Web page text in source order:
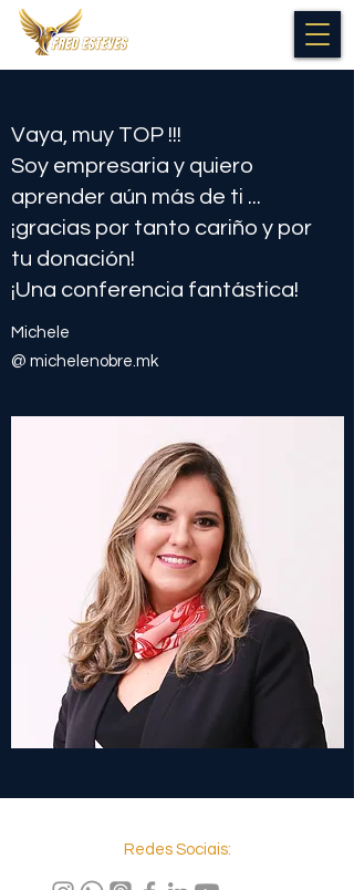
Vaya, muy TOP !!!
Soy empresaria y quiero
aprender aún más de ti ...
¡gracias por tanto cariño y por
tu donación!
¡Una conferencia fantástica!
Michele
@ michelenobre.mk
Redes Sociais: